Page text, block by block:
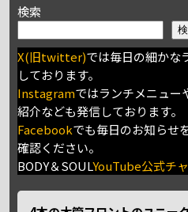
検索
X(旧twitter)では毎日の細かな
しております。
Instagramではランチメニュー
紹介なども発信しております。
Facebookでも毎日のお知らせ
確認ください。
BODY＆SOULYouTube公式チ